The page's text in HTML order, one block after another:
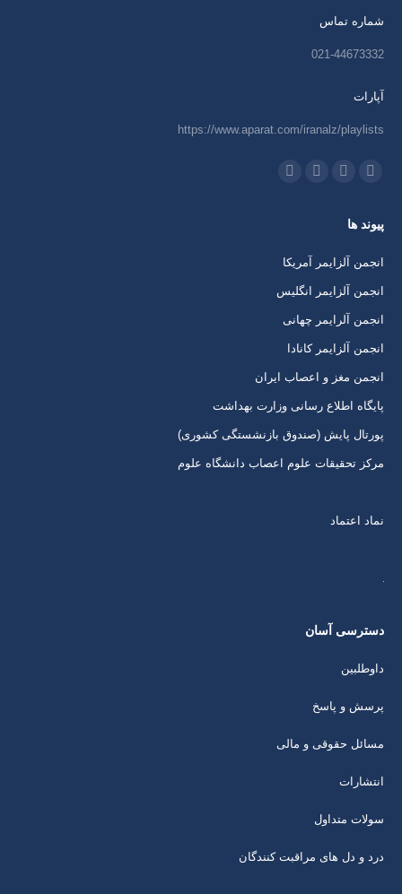
شماره تماس
021-44673332
آپارات
https://www.aparat.com/iranalz/playlists
ما را دنبال کنید در:
کردن
پنجره
جدید
پنجره
جدید
پنجره
جدید
پنجره
جدید
پیوند ها
انجمن آلزایمر آمریکا
انجمن آلزایمر انگلیس
انجمن آلرایمر چهانی
انجمن آلزایمر کانادا
انجمن مغز و اعصاب ایران
پایگاه اطلاع رسانی وزارت بهداشت
پورتال پایش (صندوق بازنشستگی کشوری)
مرکز تحقیقات علوم اعصاب دانشگاه علوم
نماد اعتماد
دسترسی آسان
داوطلبین
پرسش و پاسخ
مسائل حقوقی و مالی
انتشارات
سولات متداول
درد و دل های مراقبت کنندگان